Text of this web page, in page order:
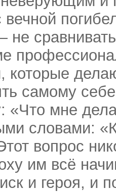
вечной
не
которые
самому
мне
словами:
вопрос
им всё
и героя, и